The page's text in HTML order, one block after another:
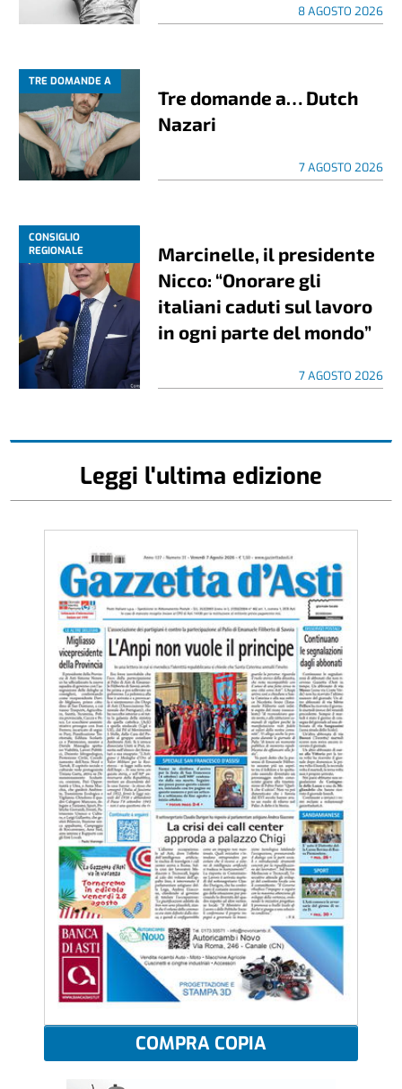
8 AGOSTO 2026
TRE DOMANDE A
Tre domande a… Dutch
Nazari
7 AGOSTO 2026
CONSIGLIO
REGIONALE
Marcinelle, il presidente
Nicco: “Onorare gli
italiani caduti sul lavoro
in ogni parte del mondo”
7 AGOSTO 2026
Leggi l'ultima edizione
COMPRA COPIA